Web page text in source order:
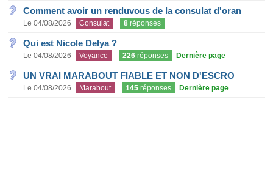
Comment avoir un renduvous de la consulat d'oran
Le 04/08/2026 Consulat 8 réponses
Qui est Nicole Delya ?
Le 04/08/2026 Voyance 226 réponses Dernière page
UN VRAI MARABOUT FIABLE ET NON D'ESCRO
Le 04/08/2026 Marabout 145 réponses Dernière page